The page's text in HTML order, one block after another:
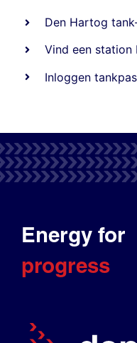
Den Hartog
Vind een
Inloggen
Energy for
progress